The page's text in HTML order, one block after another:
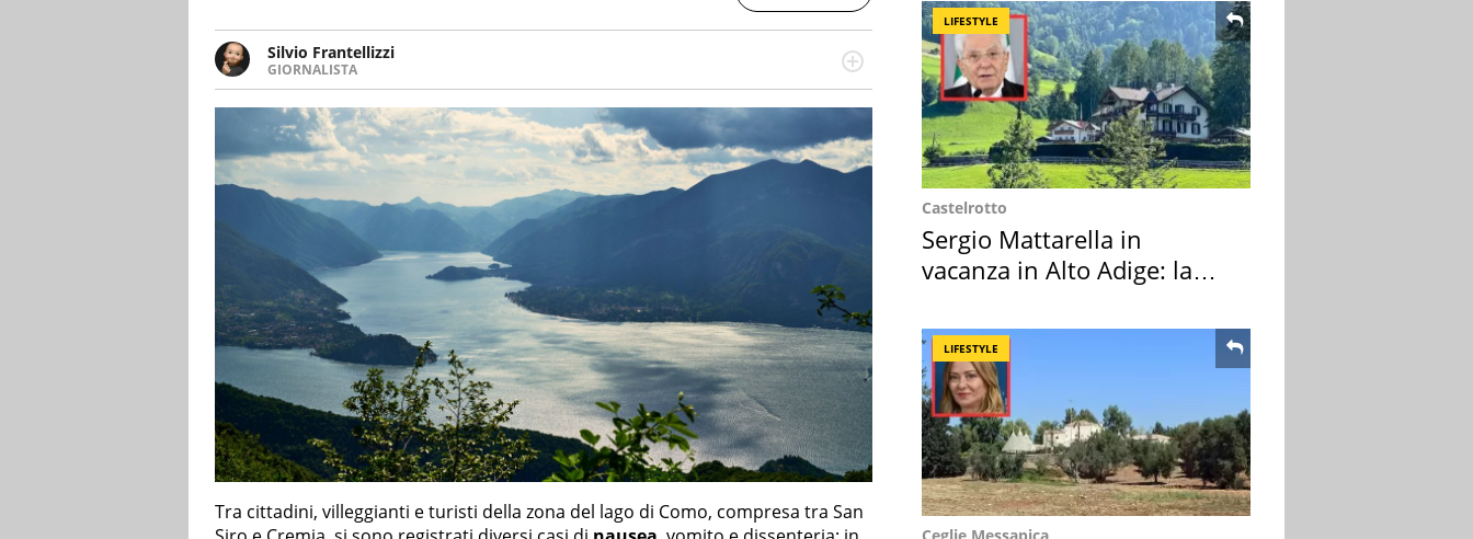
Silvio Frantellizzi
GIORNALISTA
Giornalista pubblicista. Da oltre dieci anni si occupa di informazione sul web,
scrivendo di sport, attualità, cronaca, motori, spettacolo e videogame.
Tra cittadini, villeggianti e turisti della zona del lago di Como, compresa tra San
LIFESTYLE
Castelrotto
Sergio Mattarella in
vacanza in Alto Adige: la
LIFESTYLE